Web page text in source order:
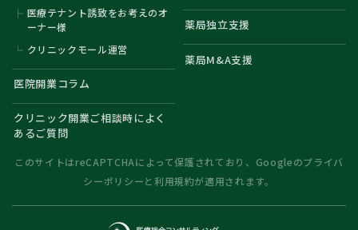
医療テナント誘致をお考えのオ
ーナー様
クリニックモール運営
医院開業コラム
クリニック開業ご相談時によく
あるご質問
薬局独立支援
薬局M&A支援
このサイトはreCAPTCHAによって保護されており、Googleのプライバ
シーポリシーと利用規約が適用されます。